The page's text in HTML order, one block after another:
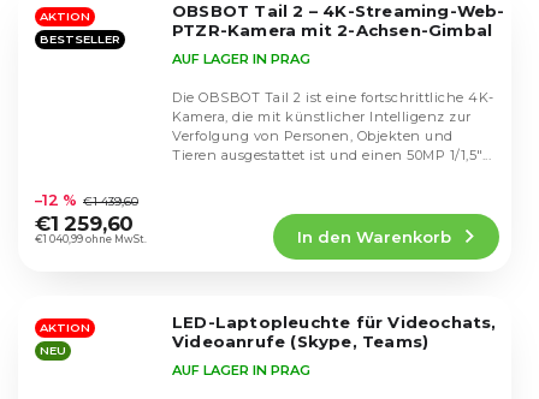
Sternen.
AKTION
BESTSELLER
OBSBOT Tail 2 – 4K-Streaming-Web-
PTZR-Kamera mit 2-Achsen-Gimbal
durchschnittliche
Produktbewertung
ist
Sternen.
AUF LAGER IN PRAG
€1 040,99 ohne MwSt.
–12 % €1 439,60
€1 259,60
In den Warenkorb
Die OBSBOT Tail 2 ist eine fortschrittliche 4K-
Kamera, die mit künstlicher Intelligenz zur
Verfolgung von Personen, Objekten und
Tieren ausgestattet ist und einen 50MP 1/1,5"...
AKTION
NEU
LED-Laptopleuchte für Videochats,
Videoanrufe (Skype, Teams)
AUF LAGER IN PRAG